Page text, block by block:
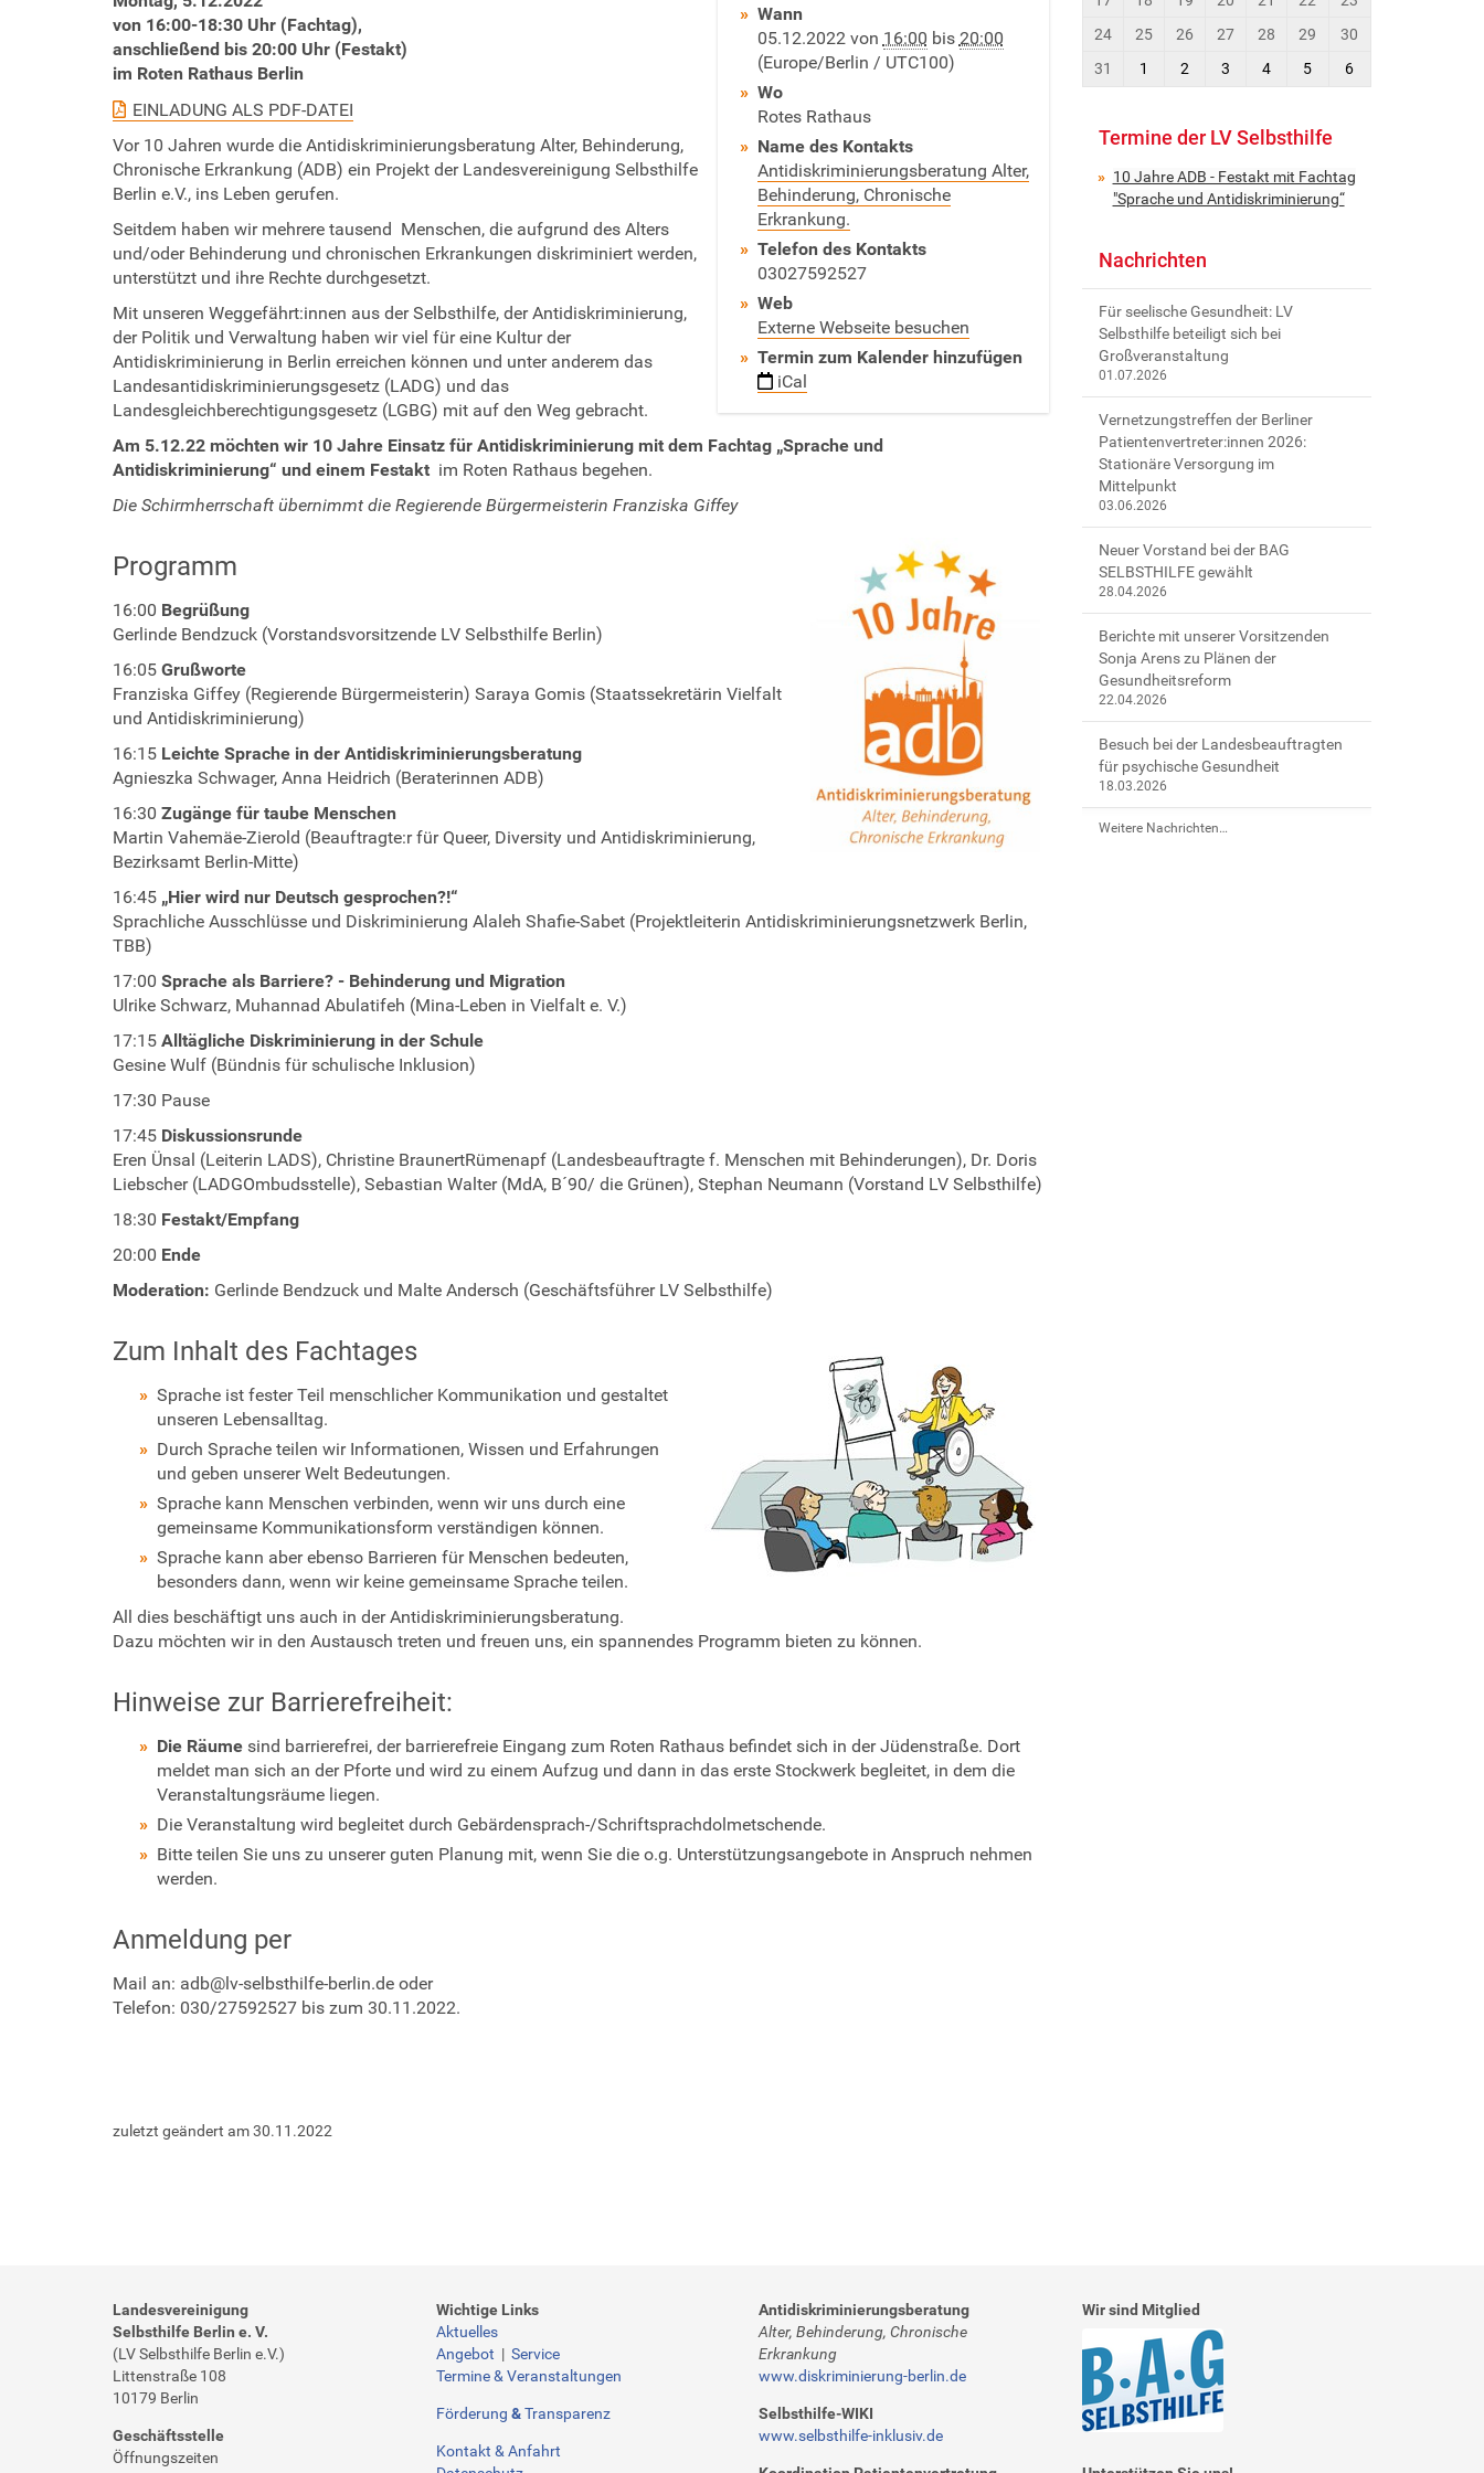
e
r
t
t
p
s
:
/
/
w
w
w
.
l
v
-
s
e
l
b
s
h
l
f
e
-
e
r
l
i
n
d
e
/
e
v
e
n
t
/
1
0
a
h
r
-
a
-
t
-
a
a
h
e
-
s
k
r
i
m
i
n
Wann
05.12.2022von 16:00 bis 20:00
(Europe/Berlin / UTC100)
Wo
Rotes Rathaus
Name des Kontakts
Antidiskriminierungsberatung Alter,
Behinderung, Chronische
Erkrankung.
Telefon des Kontakts
03027592527
Web
Externe Webseite besuchen
Termin zum Kalender hinzufügen
iCal
von 16:00-18:30 Uhr (Fachtag),
anschließend bis 20:00 Uhr (Festakt)
im Roten Rathaus Berlin
EINLADUNG ALS PDF-DATEI
Vor 10 Jahren wurde die Antidiskriminierungsberatung Alter, Behinderung,
Chronische Erkrankung (ADB) ein Projekt der Landesvereinigung Selbsthilfe
Berlin e.V., ins Leben gerufen.
Seitdem haben wir mehrere tausend Menschen, die aufgrund des Alters
und/oder Behinderung und chronischen Erkrankungen diskriminiert werden,
unterstützt und ihre Rechte durchgesetzt.
Mit unseren Weggefährt:innen aus der Selbsthilfe, der Antidiskriminierung,
der Politik und Verwaltung haben wir viel für eine Kultur der
Antidiskriminierung in Berlin erreichen können und unter anderem das
Landesantidiskriminierungsgesetz (LADG) und das
Landesgleichberechtigungsgesetz (LGBG) mit auf den Weg gebracht.
Am 5.12.22 möchten wir 10 Jahre Einsatz für Antidiskriminierung mit dem Fachtag „Sprache und
Antidiskriminierung“ und einem Festakt im Roten Rathaus begehen.
Die Schirmherrschaft übernimmt die Regierende Bürgermeisterin Franziska Giffey
Programm
16:00 Begrüßung
Gerlinde Bendzuck (Vorstandsvorsitzende LV Selbsthilfe Berlin)
16:05 Grußworte
Franziska Giffey (Regierende Bürgermeisterin) Saraya Gomis (Staatssekretärin Vielfalt
und Antidiskriminierung)
16:15 Leichte Sprache in der Antidiskriminierungsberatung
Agnieszka Schwager, Anna Heidrich (Beraterinnen ADB)
16:30 Zugänge für taube Menschen
Martin Vahemäe-Zierold (Beauftragte:r für Queer, Diversity und Antidiskriminierung,
Bezirksamt Berlin-Mitte)
16:45 „Hier wird nur Deutsch gesprochen?!“
Sprachliche Ausschlüsse und Diskriminierung Alaleh Shafie-Sabet (Projektleiterin Antidiskriminierungsnetzwerk Berlin,
TBB)
17:00 Sprache als Barriere? - Behinderung und Migration
Ulrike Schwarz, Muhannad Abulatifeh (Mina-Leben in Vielfalt e. V.)
17:15 Alltägliche Diskriminierung in der Schule
Gesine Wulf (Bündnis für schulische Inklusion)
17:30 Pause
17:45 Diskussionsrunde
Eren Ünsal (Leiterin LADS), Christine BraunertRümenapf (Landesbeauftragte f. Menschen mit Behinderungen), Dr. Doris
Liebscher (LADGOmbudsstelle), Sebastian Walter (MdA, B´90/ die Grünen), Stephan Neumann (Vorstand LV Selbsthilfe)
18:30 Festakt/Empfang
20:00 Ende
Moderation: Gerlinde Bendzuck und Malte Andersch (Geschäftsführer LV Selbsthilfe)
Zum Inhalt des Fachtages
Sprache ist fester Teil menschlicher Kommunikation und gestaltet
unseren Lebensalltag.
Durch Sprache teilen wir Informationen, Wissen und Erfahrungen
und geben unserer Welt Bedeutungen.
Sprache kann Menschen verbinden, wenn wir uns durch eine
gemeinsame Kommunikationsform verständigen können.
Sprache kann aber ebenso Barrieren für Menschen bedeuten,
besonders dann, wenn wir keine gemeinsame Sprache teilen.
All dies beschäftigt uns auch in der Antidiskriminierungsberatung.
Dazu möchten wir in den Austausch treten und freuen uns, ein spannendes Programm bieten zu können.
Hinweise zur Barrierefreiheit:
Die Räume sind barrierefrei, der barrierefreie Eingang zum Roten Rathaus befindet sich in der Jüdenstraße. Dort
meldet man sich an der Pforte und wird zu einem Aufzug und dann in das erste Stockwerk begleitet, in dem die
Veranstaltungsräume liegen.
Die Veranstaltung wird begleitet durch Gebärdensprach-/Schriftsprachdolmetschende.
Bitte teilen Sie uns zu unserer guten Planung mit, wenn Sie die o.g. Unterstützungsangebote in Anspruch nehmen
werden.
Anmeldung per
Mail an: adb@lv-selbsthilfe-berlin.de oder
Telefon: 030/27592527 bis zum 30.11.2022.
zuletzt geändert am30.11.2022
24
25 26 27 28 29
30
31
1 2 3 4 5 6
Termine der LV Selbsthilfe
10 Jahre ADB - Festakt mit Fachtag
"Sprache und Antidiskriminierung“
Nachrichten
Für seelische Gesundheit: LV
Selbsthilfe beteiligt sich bei
Großveranstaltung
01.07.2026
Vernetzungstreffen der Berliner
Patientenvertreter:innen 2026:
Stationäre Versorgung im
Mittelpunkt
03.06.2026
Neuer Vorstand bei der BAG
SELBSTHILFE gewählt
28.04.2026
Berichte mit unserer Vorsitzenden
Sonja Arens zu Plänen der
Gesundheitsreform
22.04.2026
Besuch bei der Landesbeauftragten
für psychische Gesundheit
18.03.2026
Weitere Nachrichten…
Landesvereinigung
Selbsthilfe Berlin e. V.
(LV Selbsthilfe Berlin e.V.)
Littenstraße 108
10179 Berlin
Geschäftsstelle
Öffnungszeiten
Wichtige Links
Aktuelles
Angebot | Service
Termine & Veranstaltungen
Förderung &Transparenz
Kontakt & Anfahrt
Antidiskriminierungsberatung
Alter, Behinderung, Chronische
Erkrankung
www.diskriminierung-berlin.de
Selbsthilfe-WIKI
www.selbsthilfe-inklusiv.de
Wir sind Mitglied